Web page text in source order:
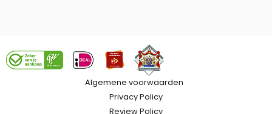
Algemene voorwaarden
Privacy Policy
Review Policy